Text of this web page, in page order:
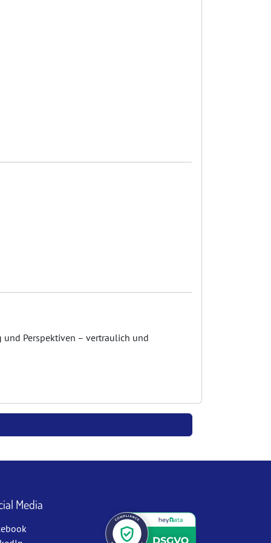
Perspektiven – vertraulich und
Media